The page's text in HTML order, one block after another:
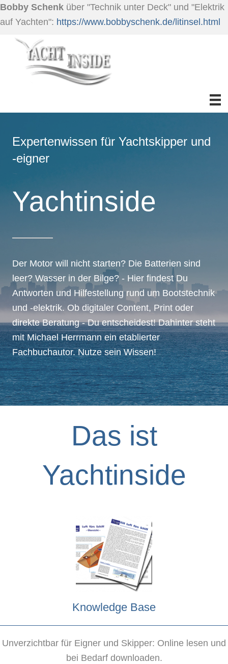
Bobby Schenk über "Technik unter Deck" und "Elektrik
auf Yachten": https://www.bobbyschenk.de/litinsel.html
Expertenwissen für Yachtskipper und
-eigner
Yachtinside
Der Motor will nicht starten? Die Batterien sind
leer? Wasser in der Bilge? - Hier findest Du
Antworten und Hilfestellung rund um Bootstechnik
und -elektrik. Ob digitaler Content, Print oder
direkte Beratung - Du entscheidest! Dahinter steht
mit Michael Herrmann ein etablierter
Fachbuchautor. Nutze sein Wissen!
Das ist
Yachtinside
Knowledge Base
Unverzichtbar für Eigner und Skipper: Online lesen und
bei Bedarf downloaden.